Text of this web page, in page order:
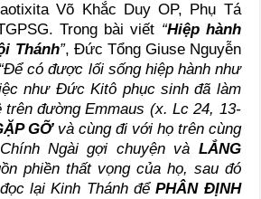
Võ Khắc Duy OP, Phụ Tá
Trong bài viết “Hiệp hành
Thánh”, Đức Tổng Giuse Nguyễn
“Để có được lối sống hiệp hành như
như Đức Kitô phục sinh đã làm
trên đường Emmaus (x. Lc 24, 13-
GỠ và cùng đi với họ trên cùng
Ngài gợi chuyện và LẮNG
phiền thất vọng của họ, sau đó
lại Kinh Thánh đểPHÂN ĐỊNH